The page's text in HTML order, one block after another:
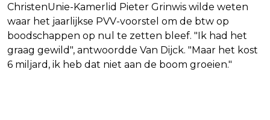
ChristenUnie-Kamerlid Pieter Grinwis wilde weten
waar het jaarlijkse PVV-voorstel om de btw op
boodschappen op nul te zetten bleef. "Ik had het
graag gewild", antwoordde Van Dijck. "Maar het kost
6 miljard, ik heb dat niet aan de boom groeien."